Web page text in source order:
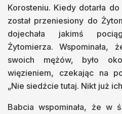
Korosteniu. Kiedy dotarła do
został przeniesiony do
dojechała jakimś
Żytomierza. Wspominała,
swoich mężów, było
więzieniem, czekając na
„Nie siedźcie tutaj. Nikt już
Babcia wspominała, że w